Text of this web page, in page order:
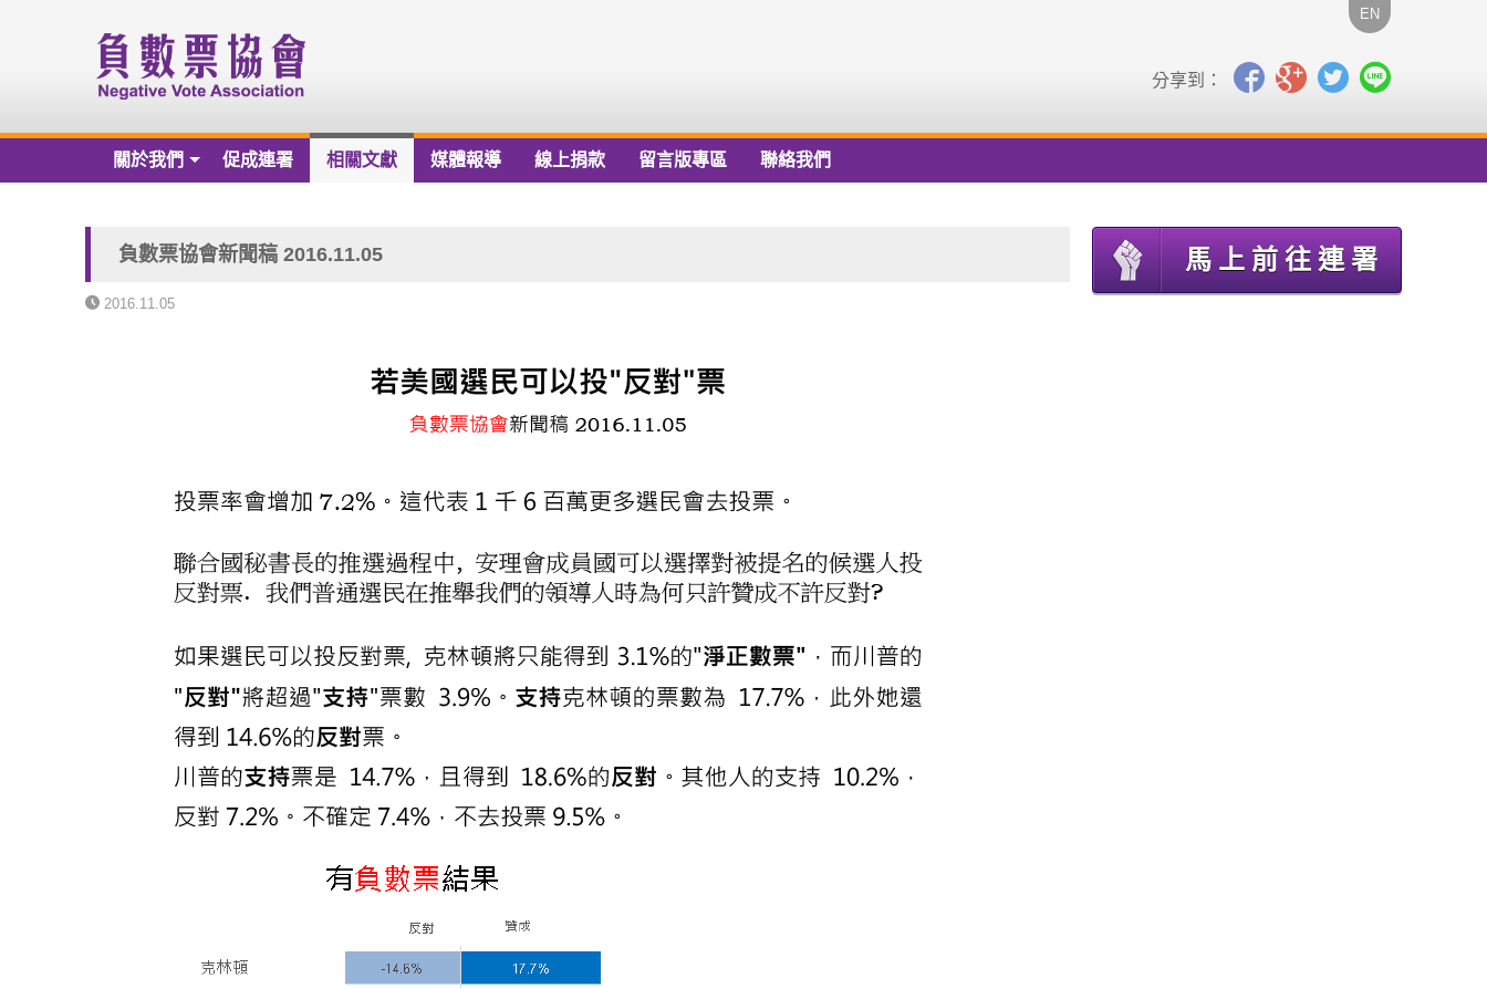
EN
分享到：
關於我們
負數票協會章程草案
負數票協會會員名冊
促成連署 相關文獻 媒體報導 線上捐款 留言版專區 聯絡我們
負數票協會新聞稿 2016.11.05
2016.11.05
馬上前往連署